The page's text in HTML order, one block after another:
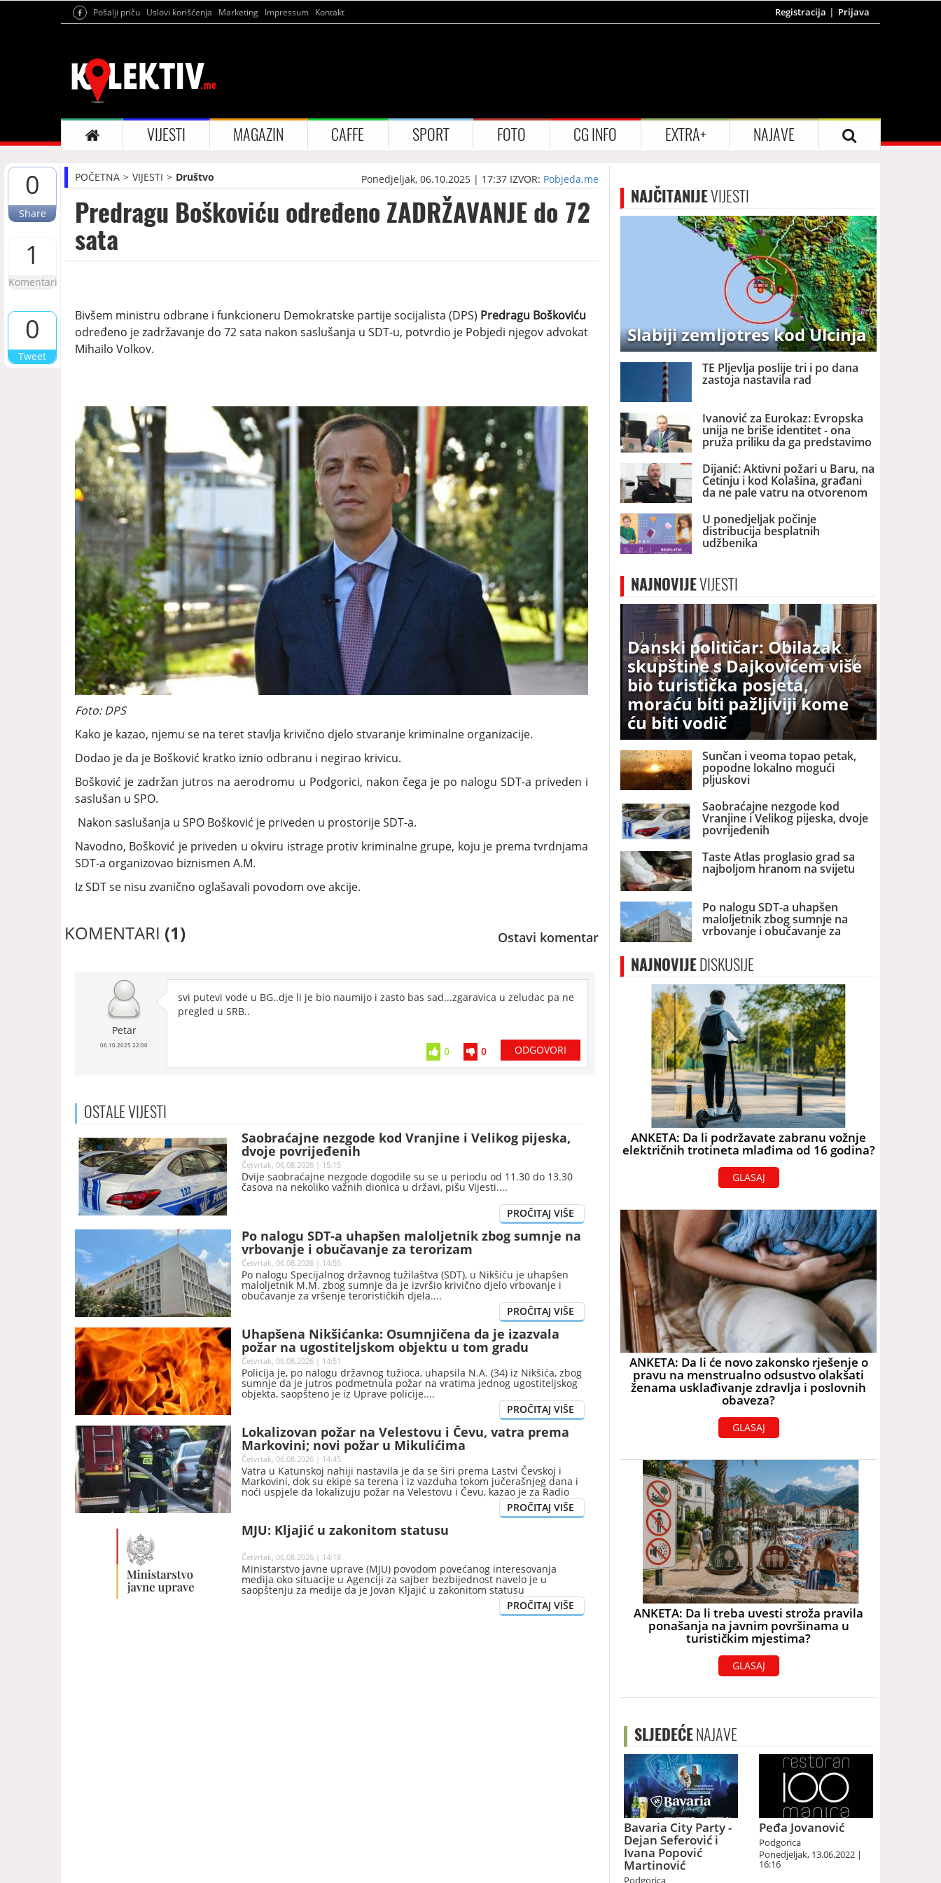
Pošalji priču Uslovi korišćenja Marketing Impressum Kontakt Registracija Prijava
VIJESTI MAGAZIN CAFFE SPORT FOTO CG INFO EXTRA+ NAJAVE
0
Share
1
Komentari
0
Tweet
POČETNA VIJESTI Društvo Ponedjeljak, 06.10.2025 | 17:37 IZVOR: Pobjeda.me
Predragu Boškoviću određeno ZADRŽAVANJE do 72
sata
Bivšem ministru odbrane i funkcioneru Demokratske partije socijalista (DPS) Predragu Boškoviću
određeno je zadržavanje do 72 sata nakon saslušanja u SDT-u, potvrdio je Pobjedi njegov advokat
Mihailo Volkov.
Foto: DPS
Kako je kazao, njemu se na teret stavlja krivično djelo stvaranje kriminalne organizacije.
Dodao je da je Bošković kratko iznio odbranu i negirao krivicu.
Bošković je zadržan jutros na aerodromu u Podgorici, nakon čega je po nalogu SDT-a priveden i
saslušan u SPO.
Nakon saslušanja u SPO Bošković je priveden u prostorije SDT-a.
Navodno, Bošković je priveden u okviru istrage protiv kriminalne grupe, koju je prema tvrdnjama
SDT-a organizovao biznismen A.M.
Iz SDT se nisu zvanično oglašavali povodom ove akcije.
KOMENTARI (1) Ostavi komentar
Petar
06.10.2025 22:00
svi putevi vode u BG..dje li je bio naumijo i zasto bas sad...zgaravica u zeludac pa ne
pregled u SRB..
0 0 ODGOVORI
OSTALEVIJESTI
Saobraćajne nezgode kod Vranjine i Velikog pijeska,
dvoje povrijeđenih
Četvrtak, 06.08.2026 | 15:15
Dvije saobraćajne nezgode dogodile su se u periodu od 11.30 do 13.30
časova na nekoliko važnih dionica u državi, pišu Vijesti.
Po nalogu SDT-a uhapšen maloljetnik zbog sumnje na
vrbovanje i obučavanje za terorizam
Četvrtak, 06.08.2026 | 14:55
Po nalogu Specijalnog državnog tužilaštva (SDT), u Nikšiću je uhapšen
maloljetnik M.M. zbog sumnje da je izvršio krivično djelo vrbovanje i
obučavanje za vršenje terorističkih djela.
Uhapšena Nikšićanka: Osumnjičena da je izazvala
požar na ugostiteljskom objektu u tom gradu
Četvrtak, 06.08.2026 | 14:51
Policija je, po nalogu državnog tužioca, uhapsila N.A. (34) iz Nikšića, zbog
sumnje da je jutros podmetnula požar na vratima jednog ugostiteljskog
objekta, saopšteno je iz Uprave policije.
Lokalizovan požar na Velestovu i Čevu, vatra prema
Markovini; novi požar u Mikulićima
Četvrtak, 06.08.2026 | 14:45
Vatra u Katunskoj nahiji nastavila je da se širi prema Lastvi Čevskoj i
Markovini, dok su ekipe sa terena i iz vazduha tokom jučerašnjeg dana i
noći uspjele da lokalizuju požar na Velestovu i Čevu, kazao je za Radio
Cetinje v.d. komandira Službe zaštite i spašavanja Prijestonice Cetinje
MJU: Kljajić u zakonitom statusu
Četvrtak, 06.08.2026 | 14:18
Ministarstvo javne uprave (MJU) povodom povećanog interesovanja
medija oko situacije u Agenciji za sajber bezbijednost navelo je u
saopštenju za medije da je Jovan Kljajić u zakonitom statusu
predsjednika Savjeta Agencije za sajber bezbjednost, uključujući i
vršenje dužnosti generalnog direktora u ovom Ministarstvu gdje je
NAJČITANIJEVIJESTI
Slabiji zemljotres kod Ulcinja
TE Pljevlja poslije tri i po dana
zastoja nastavila rad
Ivanović za Eurokaz: Evropska
unija ne briše identitet - ona
pruža priliku da ga predstavimo
Evropi i svijetu
Dijanić: Aktivni požari u Baru, na
Cetinju i kod Kolašina, građani
da ne pale vatru na otvorenom
U ponedjeljak počinje
distribucija besplatnih
udžbenika
NAJNOVIJEVIJESTI
Danski političar: Obilazak
skupštine s Dajkovićem više
bio turistička posjeta,
moraću biti pažljiviji kome
ću biti vodič
Sunčan i veoma topao petak,
popodne lokalno mogući
pljuskovi
Saobraćajne nezgode kod
Vranjine i Velikog pijeska, dvoje
povrijeđenih
Taste Atlas proglasio grad sa
najboljom hranom na svijetu
Po nalogu SDT-a uhapšen
maloljetnik zbog sumnje na
vrbovanje i obučavanje za
terorizam
NAJNOVIJEDISKUSIJE
ANKETA: Da li podržavate zabranu vožnje
električnih trotineta mlađima od 16 godina?
GLASAJ
ANKETA: Da li će novo zakonsko rješenje o
pravu na menstrualno odsustvo olakšati
ženama usklađivanje zdravlja i poslovnih
obaveza?
GLASAJ
ANKETA: Da li treba uvesti stroža pravila
ponašanja na javnim površinama u
turističkim mjestima?
GLASAJ
SLJEDEĆENAJAVE
Bavaria City Party -
Dejan Seferović i
Ivana Popović
Martinović
Podgorica
Peđa Jovanović
Podgorica
Ponedjeljak, 13.06.2022 |
16:16